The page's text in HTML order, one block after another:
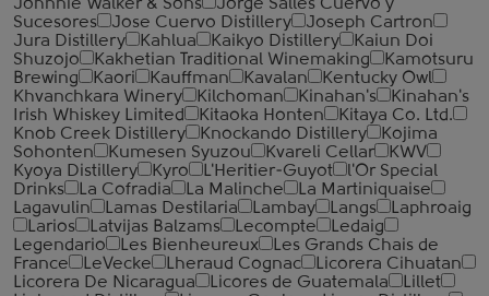
Johnnie Walker & Sons
Jorge Salles Cuervo y
Sucesores
Jose Cuervo Distillery
Joseph Cartron
Jura Distillery
Kahlua Kaikyo Distillery
Kaiun Doi
Shuzojo
Kakhetian Traditional Winemaking
Kamotsuru
Brewing
Kaori Kauffman Kavalan
Kentucky Owl
Khvanchkara Winery
Kilchoman Kinahan's
Kinahan's
Irish Whiskey Limited
Kitaoka Honten
Kitaya Co. Ltd.
Knob Creek Distillery
Knockando Distillery
Kojima
Sohonten
Kumesen Syuzou Kvareli Cellar
KWV
Kyoya Distillery
Kyro L'Heritier-Guyot
l'Or Special
Drinks
La Cofradia La Malinche
La Martiniquaise
Lagavulin
Lamas Destilaria Lambay Langs
Laphroaig
Larios
Latvijas Balzams Lecompte
Ledaig
Legendario
Les Bienheureux
Les Grands Chais de
France
LeVecke Lheraud Cognac
Licorera Cihuatan
Licorera De Nicaragua
Licores de Guatemala
Lillet